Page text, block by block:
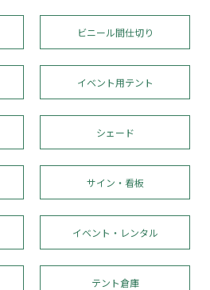
ビニール間仕切り
イベント用テント
シェード
サイン・看板
イベント・レンタル
テント倉庫